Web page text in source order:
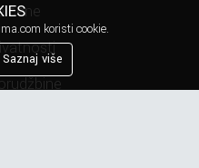
cene
koristi cookie.
Saznaj više